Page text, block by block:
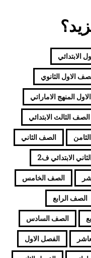
الابتدائي
الاول الثانوي
المنهج الاماراتي
الصف الثالث الابتدائي
الصف الثاني
الابتدائي ف2
الصف الخامس
الصف الرابع
الصف السادس
الفصل الاول